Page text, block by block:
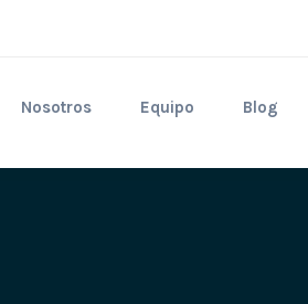
Nosotros Equipo Blog